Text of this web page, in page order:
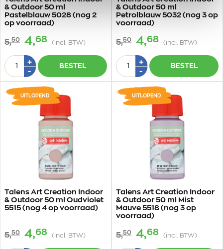
& Outdoor 50 ml
Pastelblauw 5028 (nog 2
op voorraad)
5,50 4,68 (incl. BTW)
Aantal
+Plus
-Min
1
BESTEL
& Outdoor 50 ml
Petrolblauw 5032 (nog 3 op
voorraad)
5,50 4,68 (incl. BTW)
Aantal
+Plus
-Min
1
BESTEL
Talens Art Creation Indoor
& Outdoor 50 ml Oudviolet
5515 (nog 4 op voorraad)
5,50 4,68 (incl. BTW)
UITLOPEND
Talens Art Creation Indoor
& Outdoor 50 ml Mist
Mauve 5518 (nog 3 op
voorraad)
5,50 4,68 (incl. BTW)
UITLOPEND